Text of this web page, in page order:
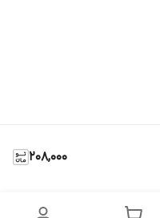
208,000